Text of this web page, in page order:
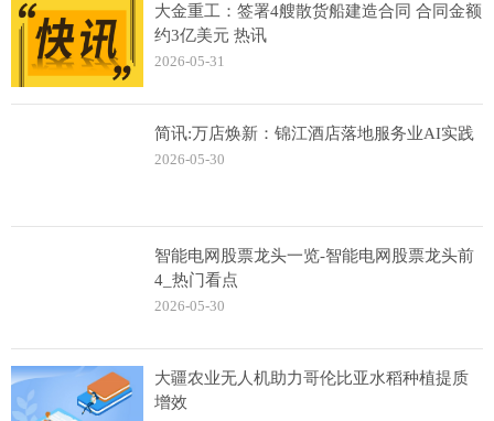
大金重工：签署4艘散货船建造合同 合同金额
约3亿美元 热讯
2026-05-31
简讯:万店焕新：锦江酒店落地服务业AI实践
2026-05-30
智能电网股票龙头一览-智能电网股票龙头前
4_热门看点
2026-05-30
大疆农业无人机助力哥伦比亚水稻种植提质
增效